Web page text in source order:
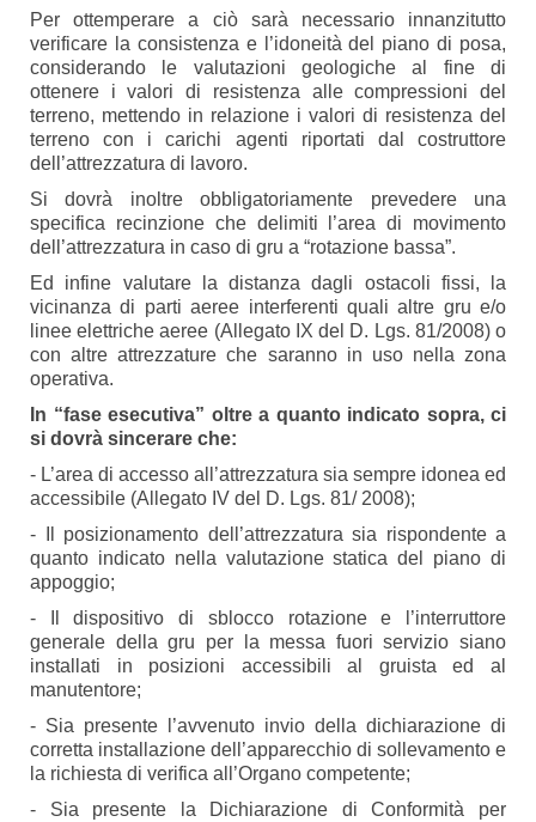
Per ottemperare a ciò sarà necessario innanzitutto
verificare la consistenza e l’idoneità del piano di posa,
considerando le valutazioni geologiche al fine di
ottenere i valori di resistenza alle compressioni del
terreno, mettendo in relazione i valori di resistenza del
terreno con i carichi agenti riportati dal costruttore
dell’attrezzatura di lavoro.
Si dovrà inoltre obbligatoriamente prevedere una
specifica recinzione che delimiti l’area di movimento
dell’attrezzatura in caso di gru a “rotazione bassa”.
Ed infine valutare la distanza dagli ostacoli fissi, la
vicinanza di parti aeree interferenti quali altre gru e/o
linee elettriche aeree (Allegato IX del D. Lgs. 81/2008) o
con altre attrezzature che saranno in uso nella zona
operativa.
In “fase esecutiva” oltre a quanto indicato sopra, ci
si dovrà sincerare che:
- L’area di accesso all’attrezzatura sia sempre idonea ed
accessibile (Allegato IV del D. Lgs. 81/ 2008);
- Il posizionamento dell’attrezzatura sia rispondente a
quanto indicato nella valutazione statica del piano di
appoggio;
- Il dispositivo di sblocco rotazione e l’interruttore
generale della gru per la messa fuori servizio siano
installati in posizioni accessibili al gruista ed al
manutentore;
- Sia presente l’avvenuto invio della dichiarazione di
corretta installazione dell’apparecchio di sollevamento e
la richiesta di verifica all’Organo competente;
- Sia presente la Dichiarazione di Conformità per